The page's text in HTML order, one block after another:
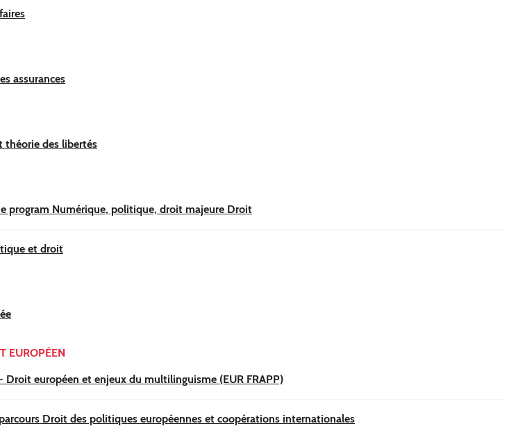
assurances
théorie des libertés
program Numérique, politique, droit majeure Droit
et droit
EUROPÉEN
européen et enjeux du multilinguisme (EUR FRAPP)
Droit des politiques européennes et coopérations internationales